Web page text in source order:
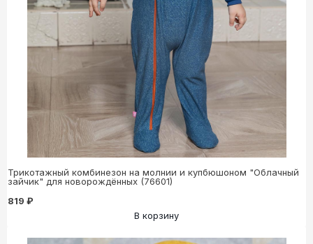
Трикотажный комбинезон на молнии и купбюшоном "Облачный
зайчик" для новорождённых (76601)
819 ₽
В корзину